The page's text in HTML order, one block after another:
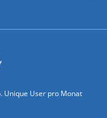
Unique User pro Monat